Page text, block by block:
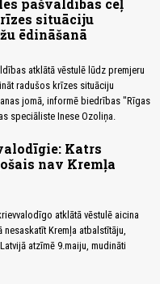
pašvaldības ceļ
situāciju
ēdināšanā
atklātā vēstulē lūdz premjeru
radušos krīzes situāciju
jomā, informē biedrības "Rīgas
speciāliste Inese Ozoliņa.
Katrs
nav Kremļa
atklātā vēstulē aicina
nesaskatīt Kremļa atbalstītāju,
atzīmē 9.maiju, mudināti